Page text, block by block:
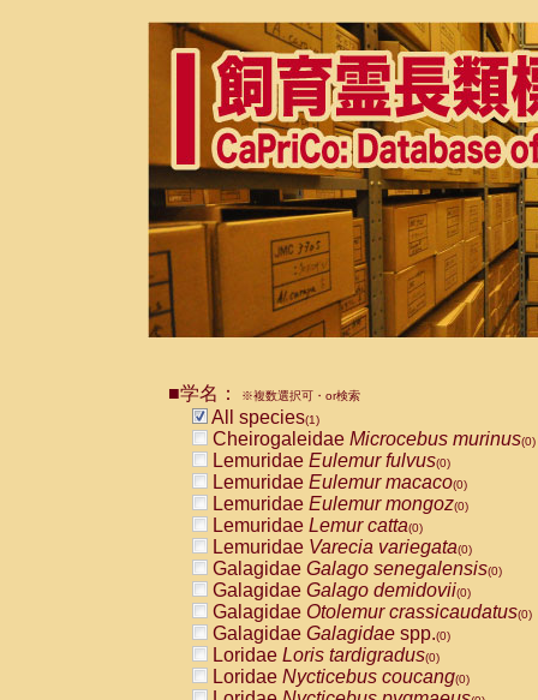
■学名： ※複数選択可・or検索
All species(1)
Cheirogaleidae Microcebus murinus(0)
Lemuridae Eulemur fulvus(0)
Lemuridae Eulemur macaco(0)
Lemuridae Eulemur mongoz(0)
Lemuridae Lemur catta(0)
Lemuridae Varecia variegata(0)
Galagidae Galago senegalensis(0)
Galagidae Galago demidovii(0)
Galagidae Otolemur crassicaudatus(0)
Galagidae Galagidae spp.(0)
Loridae Loris tardigradus(0)
Loridae Nycticebus coucang(0)